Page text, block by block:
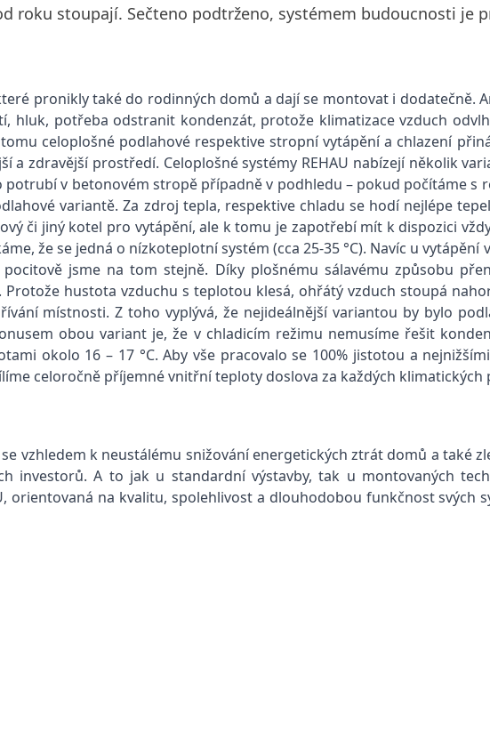
roku stoupají. Sečteno podtrženo, systémem budoucnosti je
pronikly také do rodinných domů a dají se montovat i dodatečně.
hluk, potřeba odstranit kondenzát, protože klimatizace vzduch
celoplošné podlahové respektive stropní vytápění a chlazení
a zdravější prostředí. Celoplošné systémy REHAU nabízejí několik
v betonovém stropě případně v podhledu – pokud počítáme s
variantě. Za zdroj tepla, respektive chladu se hodí nejlépe
či jiný kotel pro vytápění, ale k tomu je zapotřebí mít k dispozici
že se jedná o nízkoteplotní systém (cca 25-35 °C). Navíc u vytápění
jsme na tom stejně. Díky plošnému sálavému způsobu
hustota vzduchu s teplotou klesá, ohřátý vzduch stoupá
místnosti. Z toho vyplývá, že nejideálnější variantou by bylo
obou variant je, že v chladicím režimu nemusíme řešit
okolo 16 – 17 °C. Aby vše pracovalo se 100% jistotou a
celoročně příjemné vnitřní teploty doslova za každých klimatických
vzhledem k neustálému snižování energetických ztrát domů a také
investorů. A to jak u standardní výstavby, tak u montovaných
orientovaná na kvalitu, spolehlivost a dlouhodobou funkčnost svých